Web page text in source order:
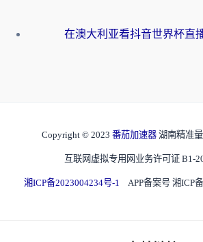
Copyright © 2023 番茄加速器 湖南精准
互联网虚拟专用网业务许可证 B1-
湘ICP备2023004234号-1 APP备案号 湘ICP